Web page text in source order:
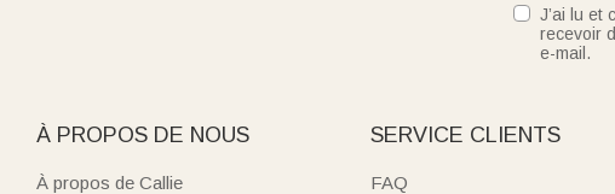
J’ai lu et
recevoir
e-mail.
À PROPOS DE NOUS
À propos de Callie
SERVICE CLIENTS
FAQ